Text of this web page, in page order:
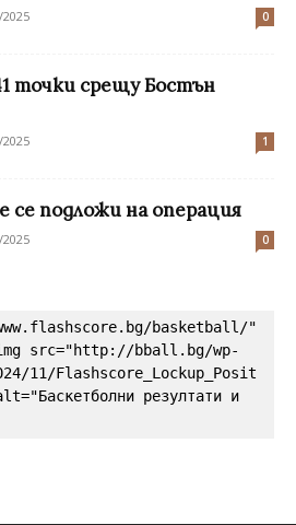
0
точки срещу Бостън
1
се подложи на операция
0
basketball/"
src="http://bball.bg/wp-
11/Flashscore_Lockup_Posit
резултати и